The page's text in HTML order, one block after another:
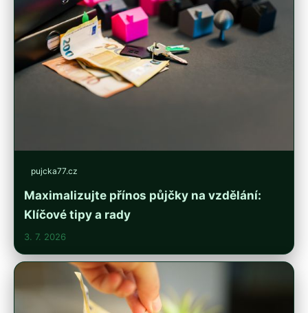
pujcka77.cz
Maximalizujte přínos půjčky na vzdělání:
Klíčové tipy a rady
3. 7. 2026